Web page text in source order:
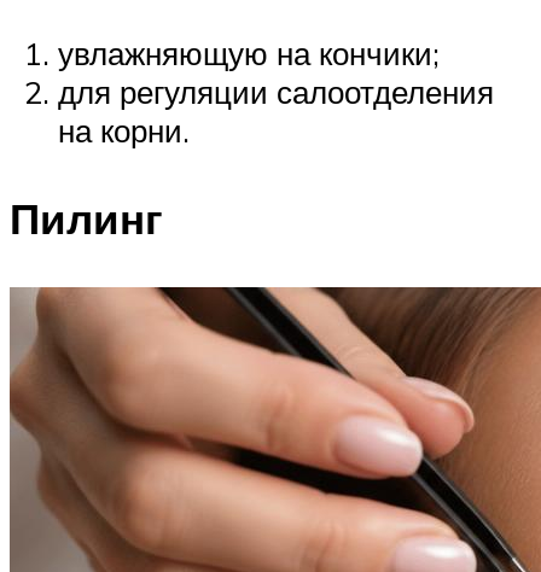
увлажняющую на кончики;
для регуляции салоотделения
на корни.
Пилинг